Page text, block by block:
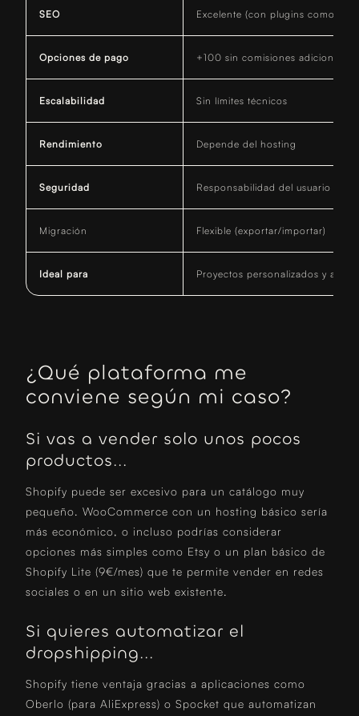
SEO Excelente (con plugins como
Opciones de pago +100 sin comisiones adicionales
Escalabilidad Sin límites técnicos
Rendimiento Depende del hosting
Seguridad Responsabilidad del usuario
Migración Flexible (exportar/importar)
Ideal para Proyectos personalizados y a
¿Qué plataforma me
conviene según mi caso?
Si vas a vender solo unos pocos
productos...
Shopify puede ser excesivo para un catálogo muy
pequeño. WooCommerce con un hosting básico sería
más económico, o incluso podrías considerar
opciones más simples como Etsy o un plan básico de
Shopify Lite (9€/mes) que te permite vender en redes
sociales o en un sitio web existente.
Si quieres automatizar el
dropshipping...
Shopify tiene ventaja gracias a aplicaciones como
Oberlo (para AliExpress) o Spocket que automatizan